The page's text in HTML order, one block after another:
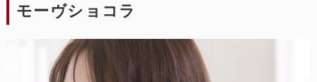
モーヴショコラ